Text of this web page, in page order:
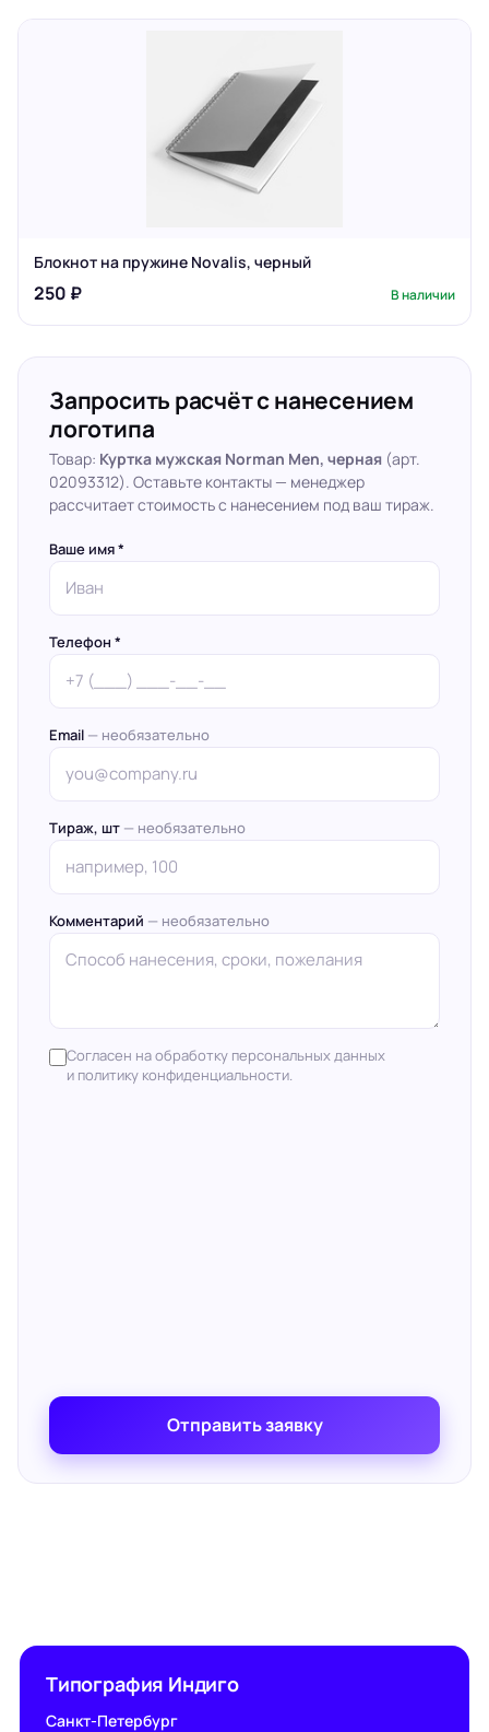
Блокнот на пружине Novalis, черный
250 ₽ В наличии
Запросить расчёт с нанесением
логотипа
Товар: Куртка мужская Norman Men, черная (арт.
02093312). Оставьте контакты — менеджер
рассчитает стоимость с нанесением под ваш тираж.
Ваше имя *
Телефон *
Email — необязательно
Тираж, шт — необязательно
Комментарий — необязательно
Согласен на обработку персональных данных
и политику конфиденциальности.
Отправить заявку
Типография Индиго
Санкт-Петербург